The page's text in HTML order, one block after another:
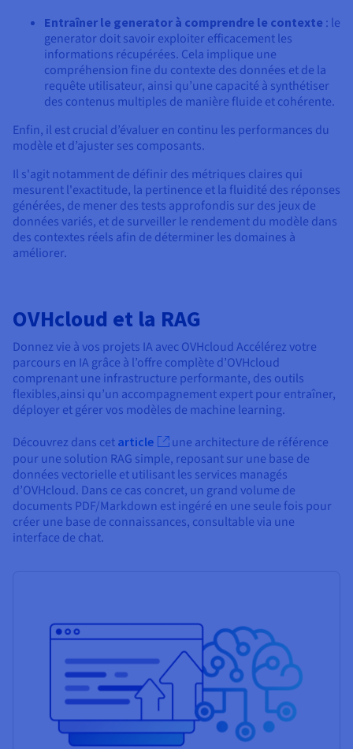
Entraîner le generator à comprendre le contexte : le
generator doit savoir exploiter efficacement les
informations récupérées. Cela implique une
compréhension fine du contexte des données et de la
requête utilisateur, ainsi qu’une capacité à synthétiser
des contenus multiples de manière fluide et cohérente.
Enfin, il est crucial d’évaluer en continu les performances du
modèle et d’ajuster ses composants.
Il s'agit notamment de définir des métriques claires qui
mesurent l'exactitude, la pertinence et la fluidité des réponses
générées, de mener des tests approfondis sur des jeux de
données variés, et de surveiller le rendement du modèle dans
des contextes réels afin de déterminer les domaines à
améliorer.
OVHcloud et la RAG
Donnez vie à vos projets IA avec OVHcloud Accélérez votre
parcours en IA grâce à l’offre complète d’OVHcloud
comprenant une infrastructure performante, des outils
flexibles,ainsi qu’un accompagnement expert pour entraîner,
déployer et gérer vos modèles de machine learning.
Découvrez dans cet article
une architecture de référence
pour une solution RAG simple, reposant sur une base de
données vectorielle et utilisant les services managés
d’OVHcloud. Dans ce cas concret, un grand volume de
documents PDF/Markdown est ingéré en une seule fois pour
créer une base de connaissances, consultable via une
interface de chat.